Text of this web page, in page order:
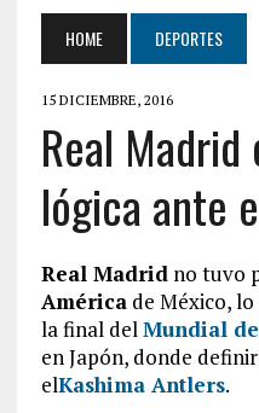
HOME DEPORTES
15 DICIEMBRE, 2016
Real
lógica ante
Real Madridno tuvo
Américade México,
la final delMundial
en Japón, donde
elKashima Antlers.